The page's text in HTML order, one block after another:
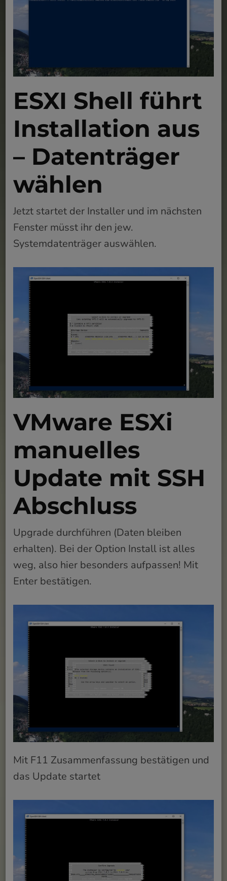
ESXI Shell führt
Installation aus
– Datenträger
wählen
Jetzt startet der Installer und im nächsten
Fenster müsst ihr den jew.
Systemdatenträger auswählen.
VMware ESXi
manuelles
Update mit SSH
Abschluss
Upgrade durchführen (Daten bleiben
erhalten). Bei der Option Install ist alles
weg, also hier besonders aufpassen! Mit
Enter bestätigen.
Mit F11 Zusammenfassung bestätigen und
das Update startet